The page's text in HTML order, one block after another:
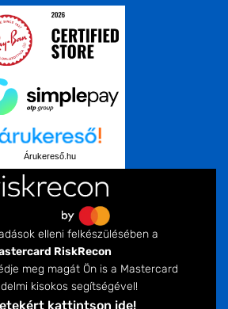
Árukereső.hu
elleni felkészülésében a
RiskRecon
meg magát Ön is a Mastercard
kisokos segítségével!
kattintson ide!